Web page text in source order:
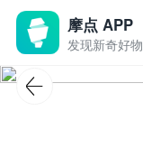
摩点 APP
发现新奇好物